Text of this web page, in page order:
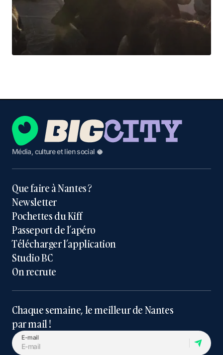
Média, culture et lien social 🥥
Que faire à Nantes ?
Newsletter
Pochettes du Kiff
Passeport de l’apéro
Télécharger l’application
Studio BC
On recrute
Chaque semaine, le meilleur de Nantes
par mail !
E-mail